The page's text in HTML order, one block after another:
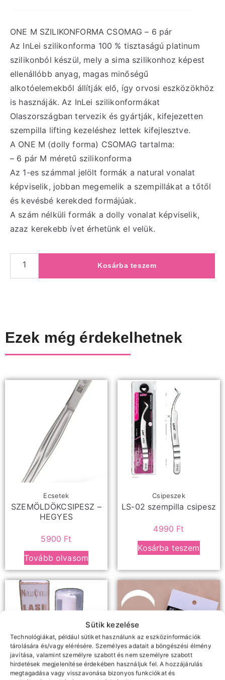
Sütik kezelése
Technológiákat, például sütiket használunk az eszközinformációk
tárolására és/vagy elérésére. Személyes adatait a böngészési élmény
javítása, valamint személyre szabott és nem személyre szabott
hirdetések megjelenítése érdekében használjuk fel. A hozzájárulás
megtagadása vagy visszavonása bizonyos funkciókat és
ONE M SZILIKONFORMA CSOMAG – 6 pár
Az InLei szilikonforma 100 % tisztaságú platinum
szilikonból készül, mely a sima szilikonhoz képest
ellenállóbb anyag, magas minőségű
alkotóelemekből állítják elő, így orvosi eszközökhöz
is hasznáják. Az InLei szilikonformákat
Olaszországban tervezik és gyártják, kifejezetten
szempilla lifting kezeléshez lettek kifejlesztve.
A ONE M (dolly forma) CSOMAG tartalma:
– 6 pár M méretű szilikonforma
Az 1-es számmal jelölt formák a natural vonalat
képviselik, jobban megemelik a szempillákat a tőtől
és kevésbé kerekded formájúak.
A szám nélküli formák a dolly vonalat képviselik,
azaz kerekebb ívet érhetünk el velük.
Kosárba teszem
Ezek még érdekelhetnek
Ecsetek
SZEMÖLDÖKCSIPESZ –
HEGYES
5900 Ft
Tovább olvasom
Csipeszek
LS-02 szempilla csipesz
4990 Ft
Kosárba teszem